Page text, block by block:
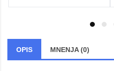
OPIS MNENJA (0)